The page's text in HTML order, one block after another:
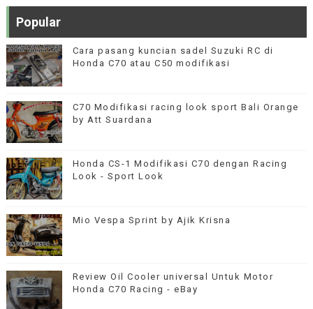
Popular
Cara pasang kuncian sadel Suzuki RC di
Honda C70 atau C50 modifikasi
C70 Modifikasi racing look sport Bali Orange
by Att Suardana
Honda CS-1 Modifikasi C70 dengan Racing
Look - Sport Look
Mio Vespa Sprint by Ajik Krisna
Review Oil Cooler universal Untuk Motor
Honda C70 Racing - eBay